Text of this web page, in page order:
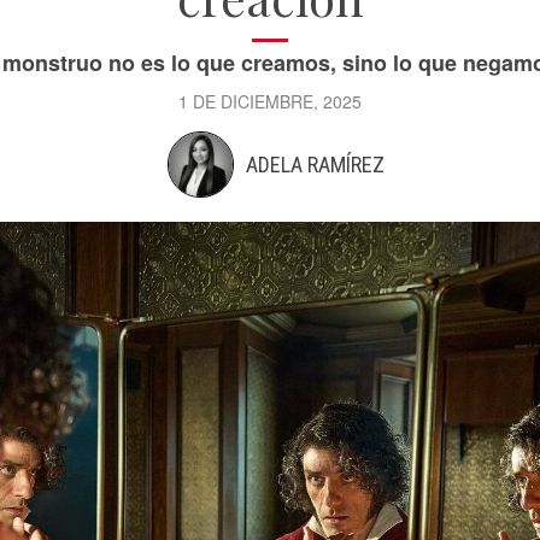
no es lo que creamos, sino lo que
1 DE DICIEMBRE, 2025
ADELA RAMÍREZ